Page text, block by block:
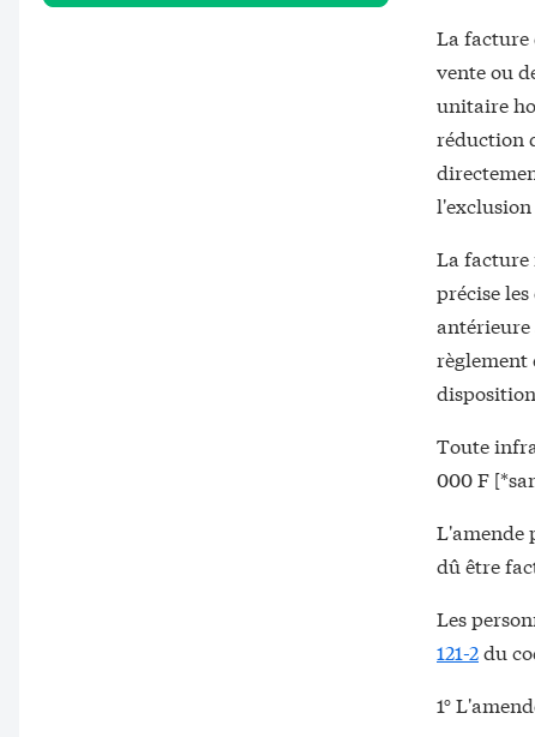
La facture
vente ou
unitaire
réduction
l'exclusion
La facture
précise
antérieure
règlement
Toute
000 F
L'amende
dû être
Les
121-2du
1°